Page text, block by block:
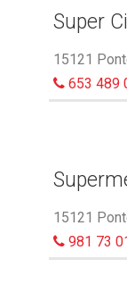
Super
15121
653 489
15121
981 73